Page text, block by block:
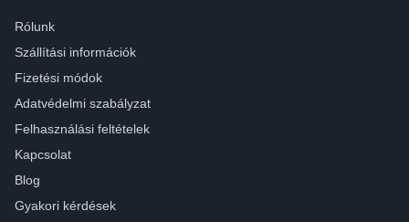
Rólunk
Szállítási információk
Fizetési módok
Adatvédelmi szabályzat
Felhasználási feltételek
Kapcsolat
Blog
Gyakori kérdések